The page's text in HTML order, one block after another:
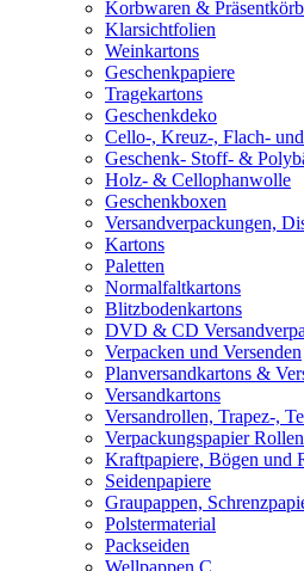
Korbwaren &
Klarsichtfolien
Weinkartons
Geschenkpapiere
Tragekartons
Geschenkdeko
Cello-, Kreuz-, Flach-
Geschenk- Stoff- &
Holz- & Cellophanwolle
Geschenkboxen
Versandverpackungen,
Kartons
Paletten
Normalfaltkartons
Blitzbodenkartons
DVD & CD
Verpacken und Versenden
Planversandkartons &
Versandkartons
Versandrollen, Trapez-,
Verpackungspapier
Kraftpapiere, Bögen und
Seidenpapiere
Graupappen,
Polstermaterial
Packseiden